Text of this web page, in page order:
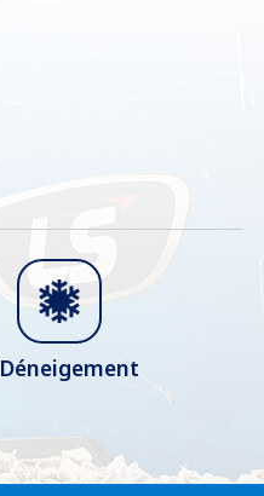
Déneigement